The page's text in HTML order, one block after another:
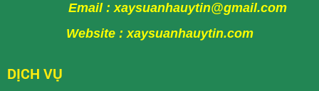
Email : xaysuanhauytin@gmail.com
Website : xaysuanhauytin.com
DỊCH VỤ